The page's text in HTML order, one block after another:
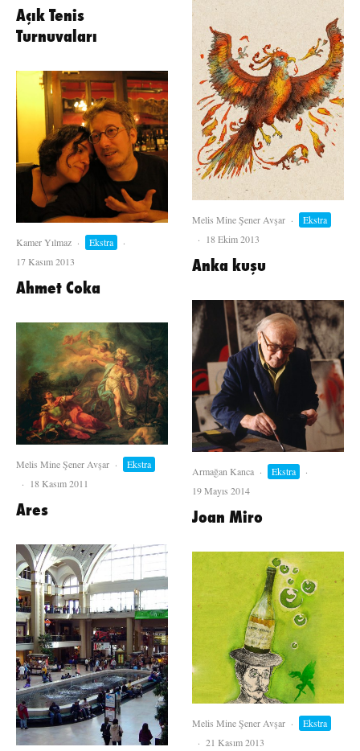
Açık Tenis
Turnuvaları
Kamer Yılmaz · Ekstra
·
17 Kasım 2013
Ahmet Coka
Melis Mine Şener Avşar ·
Ekstra
·
18 Kasım 2011
Ares
Melis Mine Şener Avşar ·
Ekstra
·
18 Ekim 2013
Anka kuşu
Armağan Kanca · Ekstra
·
19 Mayıs 2014
Joan Miro
Melis Mine Şener Avşar ·
Ekstra
· 21 Kasım 2013